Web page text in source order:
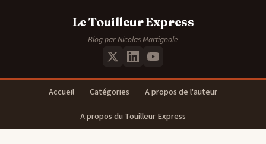
Le Touilleur Express
Blog par Nicolas Martignole
Accueil Catégories
A propos de l'auteur
A propos du Touilleur Express